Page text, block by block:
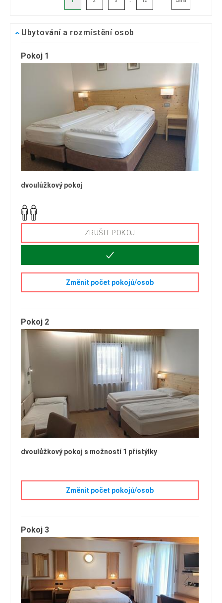
Ubytování a rozmístění osob
Pokoj 1
dvoulůžkový pokoj
ZRUŠIT POKOJ
Změnit počet pokojů/osob
Pokoj 2
dvoulůžkový pokoj s možností 1 přistýlky
Změnit počet pokojů/osob
Pokoj 3